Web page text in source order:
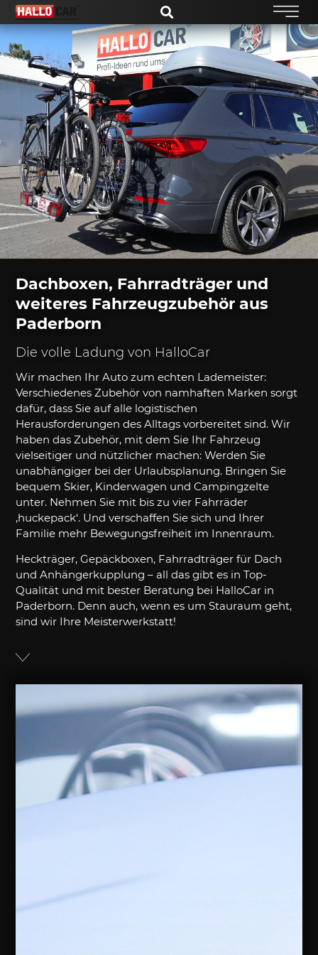
Dachboxen, Fahrradträger und
weiteres Fahrzeugzubehör aus
Paderborn
Die volle Ladung von HalloCar
Wir machen Ihr Auto zum echten Lademeister:
Verschiedenes Zubehör von namhaften Marken sorgt
dafür, dass Sie auf alle logistischen
Herausforderungen des Alltags vorbereitet sind. Wir
haben das Zubehör, mit dem Sie Ihr Fahrzeug
vielseitiger und nützlicher machen: Werden Sie
unabhängiger bei der Urlaubsplanung. Bringen Sie
bequem Skier, Kinderwagen und Campingzelte
unter. Nehmen Sie mit bis zu vier Fahrräder
‚huckepack‘. Und verschaffen Sie sich und Ihrer
Familie mehr Bewegungsfreiheit im Innenraum.
Heckträger, Gepäckboxen, Fahrradträger für Dach
und Anhängerkupplung – all das gibt es in Top-
Qualität und mit bester Beratung bei HalloCar in
Paderborn. Denn auch, wenn es um Stauraum geht,
sind wir Ihre Meisterwerkstatt!